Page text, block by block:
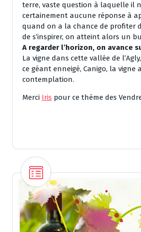
terre, vaste question à laquelle il
certainement aucune réponse à
quand on a la chance de profiter
de s’inspirer, on atteint alors un
A regarder l’horizon, on avance
La vigne dans cette vallée de
ce géant enneigé, Canigo, la vigne
contemplation.
Merci Iris pour ce thème des